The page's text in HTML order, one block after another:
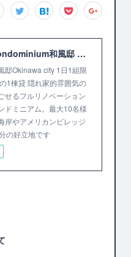
沖縄の宿 Condominium和風邸 Okinawa city
邸Okinawa city 1日1組限
1棟貸 隠れ家的雰囲気の
せるフルリノベーション
ドミニアム。最大10名様
岸やアメリカンビレッジ
の好立地です